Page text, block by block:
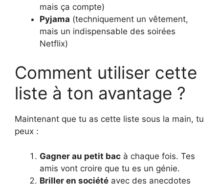
mais ça compte)
Pyjama (techniquement un vêtement,
mais un indispensable des soirées
Netflix)
Comment utiliser cette
liste à ton avantage ?
Maintenant que tu as cette liste sous la main, tu
peux :
Gagner au petit bac à chaque fois. Tes
amis vont croire que tu es un génie.
Briller en société avec des anecdotes